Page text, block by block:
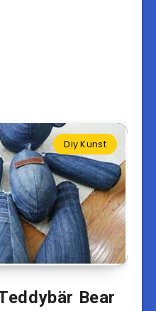
Diy Kunst
Bear